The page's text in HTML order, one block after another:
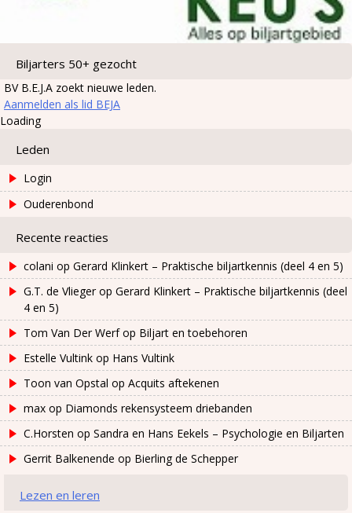
Biljarters 50+ gezocht
BV B.E.J.A zoekt nieuwe leden.
Aanmelden als lid BEJA
Loading
Leden
Login
Ouderenbond
Recente reacties
colani op Gerard Klinkert – Praktische biljartkennis (deel 4 en 5)
G.T. de Vliegerop Gerard Klinkert – Praktische biljartkennis (deel
4 en 5)
Tom Van Der Werfop Biljart en toebehoren
Estelle Vultink op Hans Vultink
Toon van Opstal op Acquits aftekenen
max op Diamonds rekensysteem driebanden
C.Horsten op Sandra en Hans Eekels – Psychologie en Biljarten
Gerrit Balkenende op Bierling de Schepper
Lezen en leren